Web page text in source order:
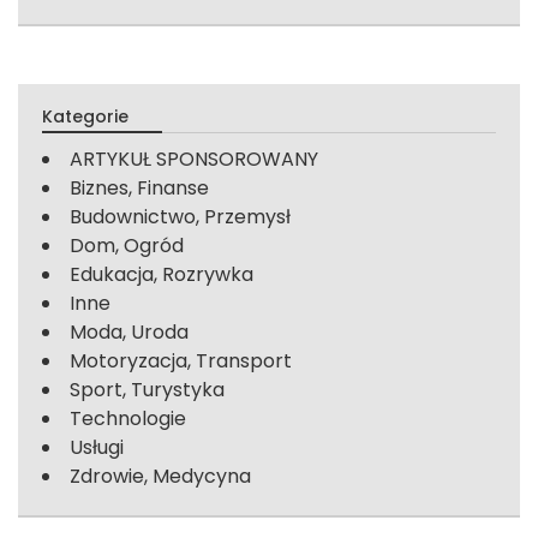
Kategorie
ARTYKUŁ SPONSOROWANY
Biznes, Finanse
Budownictwo, Przemysł
Dom, Ogród
Edukacja, Rozrywka
Inne
Moda, Uroda
Motoryzacja, Transport
Sport, Turystyka
Technologie
Usługi
Zdrowie, Medycyna